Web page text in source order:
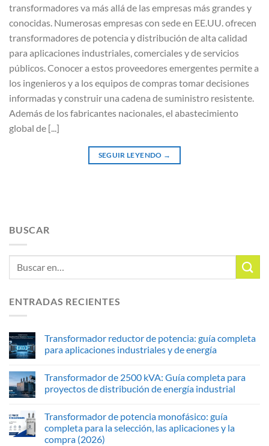
transformadores va más allá de las empresas más grandes y
conocidas. Numerosas empresas con sede en EE.UU. ofrecen
transformadores de potencia y distribución de alta calidad
para aplicaciones industriales, comerciales y de servicios
públicos. Conocer a estos proveedores emergentes permite a
los ingenieros y a los equipos de compras tomar decisiones
informadas y construir una cadena de suministro resistente.
Además de los fabricantes nacionales, el abastecimiento
global de [...]
SEGUIR LEYENDO →
BUSCAR
ENTRADAS RECIENTES
Transformador reductor de potencia: guía completa
para aplicaciones industriales y de energía
Transformador de 2500 kVA: Guía completa para
proyectos de distribución de energía industrial
Transformador de potencia monofásico: guía
completa para la selección, las aplicaciones y la
compra (2026)